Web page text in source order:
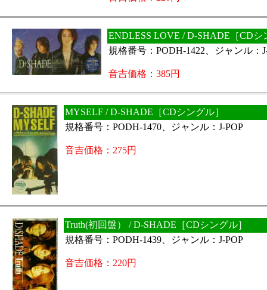
ENDLESS LOVE / D-SHADE［CDシ
規格番号：PODH-1422、ジャンル：
音吉価格：385円
MYSELF / D-SHADE［CDシングル］
規格番号：PODH-1470、ジャンル：J-POP
音吉価格：275円
Truth(初回盤） / D-SHADE［CDシングル］
規格番号：PODH-1439、ジャンル：J-POP
音吉価格：220円